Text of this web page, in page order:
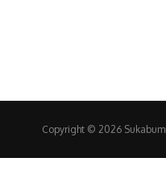
Copyright © 2026